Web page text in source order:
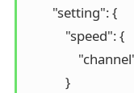
        "setting": {
            "speed": {
"channel": "2"									# 并发 (即
            }